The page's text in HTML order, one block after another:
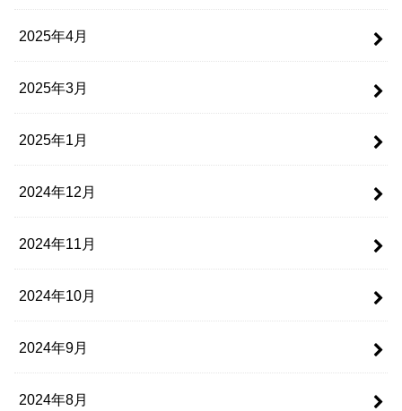
2025年4月
2025年3月
2025年1月
2024年12月
2024年11月
2024年10月
2024年9月
2024年8月